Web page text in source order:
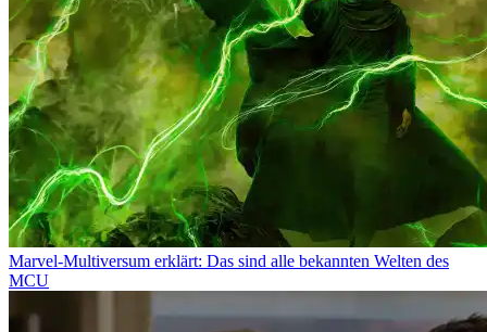
Marvel-Multiversum erklärt: Das sind alle bekannten Welten des
MCU